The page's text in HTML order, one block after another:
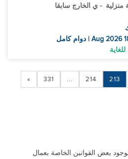
منزلية - ي الخارج سابقا
213
214
...
331
»
بعض القوانين الخاصة بعمال